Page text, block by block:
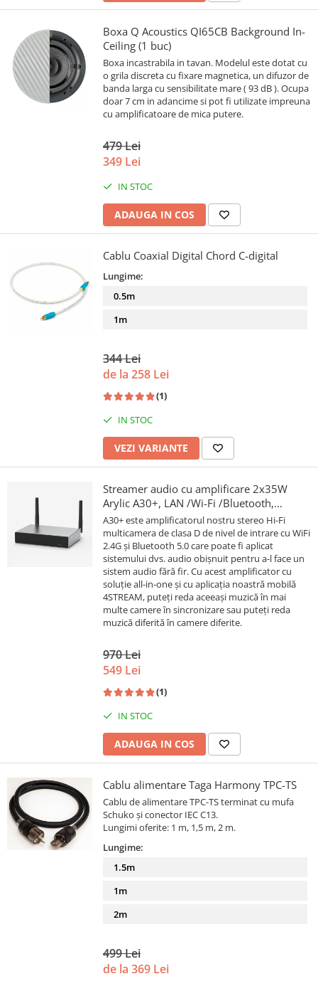
Boxa Q Acoustics QI65CB Background In-
Ceiling (1 buc)
Boxa incastrabila in tavan. Modelul este dotat cu
o grila discreta cu fixare magnetica, un difuzor de
banda larga cu sensibilitate mare ( 93 dB ). Ocupa
doar 7 cm in adancime si pot fi utilizate impreuna
cu amplificatoare de mica putere.
479 Lei
349 Lei
IN STOC
ADAUGA IN COS
Cablu Coaxial Digital Chord C-digital
Lungime:
0.5m
1m
344 Lei
de la 258 Lei
(1)
IN STOC
VEZI VARIANTE
Streamer audio cu amplificare 2x35W
Arylic A30+, LAN /Wi-Fi /Bluetooth,
24bit/192kHz, Multiroom
A30+ este amplificatorul nostru stereo Hi-Fi
multicamera de clasa D de nivel de intrare cu WiFi
2.4G și Bluetooth 5.0 care poate fi aplicat
sistemului dvs. audio obișnuit pentru a-l face un
sistem audio fără fir. Cu acest amplificator cu
soluție all-in-one și cu aplicația noastră mobilă
4STREAM, puteți reda aceeași muzică în mai
multe camere în sincronizare sau puteți reda
muzică diferită în camere diferite.
970 Lei
549 Lei
(1)
IN STOC
ADAUGA IN COS
Cablu alimentare Taga Harmony TPC-TS
Cablu de alimentare TPC-TS terminat cu mufa
Schuko și conector IEC C13.
Lungimi oferite: 1 m, 1,5 m, 2 m.
Lungime:
1.5m
1m
2m
499 Lei
de la 369 Lei